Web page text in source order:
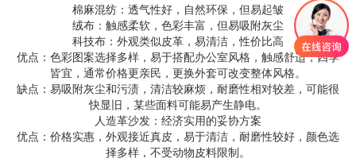
棉麻混纺：透气性好，自然环保，但易起皱
绒布：触感柔软，色彩丰富，但易吸附灰尘
科技布：外观类似皮革，易清洁，性价比高
优点：色彩图案选择多样，易于搭配办公室风格，触感舒适，四季
皆宜，通常价格更亲民，更换外套可改变整体风格。
缺点：易吸附灰尘和污渍，清洁较麻烦，耐磨性相对较差，可能很
快显旧，某些面料可能易产生静电。
人造革沙发：经济实用的妥协方案
优点：价格实惠，外观接近真皮，易于清洁，耐磨性较好，颜色选
择多样，不受动物皮料限制。